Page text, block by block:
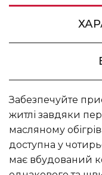
Забезпечуйте
житлі завдяки
масляному
доступна у
має вбудований